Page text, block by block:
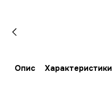
Опис Характеристики